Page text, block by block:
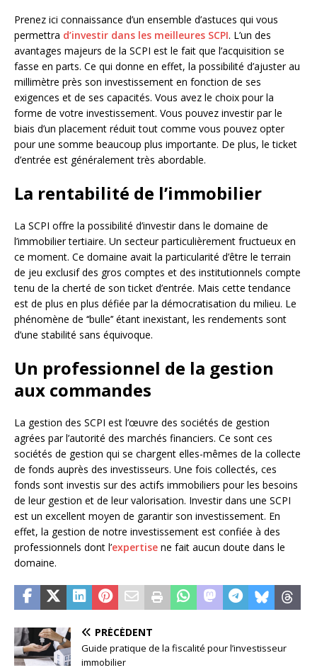
Prenez ici connaissance d’un ensemble d’astuces qui vous
permettra d’investir dans les meilleures SCPI. L’un des
avantages majeurs de la SCPI est le fait que l’acquisition se
fasse en parts. Ce qui donne en effet, la possibilité d’ajuster au
millimètre près son investissement en fonction de ses
exigences et de ses capacités. Vous avez le choix pour la
forme de votre investissement. Vous pouvez investir par le
biais d’un placement réduit tout comme vous pouvez opter
pour une somme beaucoup plus importante. De plus, le ticket
d’entrée est généralement très abordable.
La rentabilité de l’immobilier
La SCPI offre la possibilité d’investir dans le domaine de
l’immobilier tertiaire. Un secteur particulièrement fructueux en
ce moment. Ce domaine avait la particularité d’être le terrain
de jeu exclusif des gros comptes et des institutionnels compte
tenu de la cherté de son ticket d’entrée. Mais cette tendance
est de plus en plus défiée par la démocratisation du milieu. Le
phénomène de ‘‘bulle’’ étant inexistant, les rendements sont
d’une stabilité sans équivoque.
Un professionnel de la gestion
aux commandes
La gestion des SCPI est l’œuvre des sociétés de gestion
agrées par l’autorité des marchés financiers. Ce sont ces
sociétés de gestion qui se chargent elles-mêmes de la collecte
de fonds auprès des investisseurs. Une fois collectés, ces
fonds sont investis sur des actifs immobiliers pour les besoins
de leur gestion et de leur valorisation. Investir dans une SCPI
est un excellent moyen de garantir son investissement. En
effet, la gestion de notre investissement est confiée à des
professionnels dont l’expertise ne fait aucun doute dans le
domaine.
PRÉCÉDENT
Guide pratique de la fiscalité pour l’investisseur
immobilier